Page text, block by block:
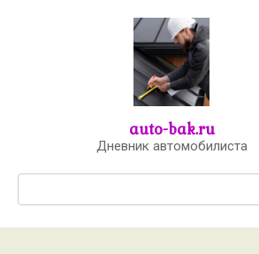
auto-bak.ru
Дневник автомобилиста